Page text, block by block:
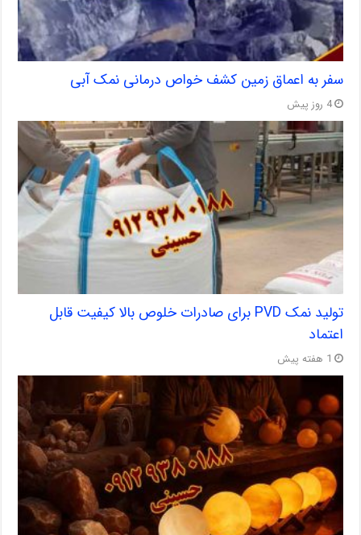
سفر به اعماق زمین کشف خواص درمانی نمک آبی
4 روز پیش
تولید نمک PVD برای صادرات خلوص بالا کیفیت قابل
اعتماد
1 هفته پیش